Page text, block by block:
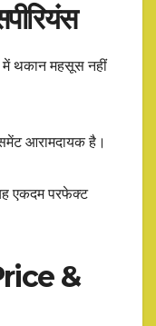
थकान महसूस नहीं
आरामदायक है।
एकदम परफेक्ट
&